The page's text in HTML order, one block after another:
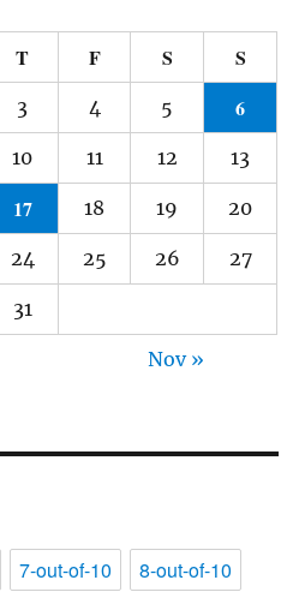
T F S S
3 4 5 6
10 11 12 13
17 18 19 20
24 25 26 27
31
Nov »
7-out-of-10
8-out-of-10